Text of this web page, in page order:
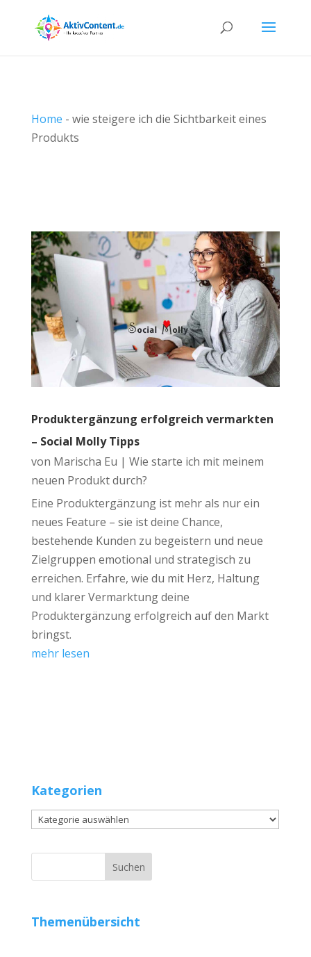
Home - wie steigere ich die Sichtbarkeit eines
Produkts
Produktergänzung erfolgreich vermarkten
– Social Molly Tipps
von Marischa Eu | Wie starte ich mit meinem
neuen Produkt durch?
Eine Produktergänzung ist mehr als nur ein
neues Feature – sie ist deine Chance,
bestehende Kunden zu begeistern und neue
Zielgruppen emotional und strategisch zu
erreichen. Erfahre, wie du mit Herz, Haltung
und klarer Vermarktung deine
Produktergänzung erfolgreich auf den Markt
bringst.
mehr lesen
Kategorien
Kategorien
Themenübersicht